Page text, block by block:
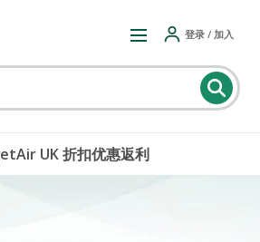
登录 / 加入
UK 折扣优惠返利